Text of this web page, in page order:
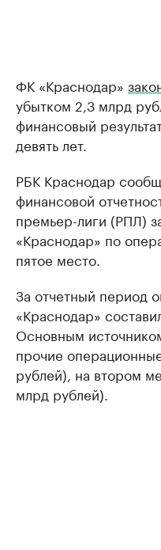
ФК «Краснодар»
убытком 2,3 млрд
финансовый
девять лет.
РБК Краснодар
финансовой
премьер-лиги (РПЛ)
«Краснодар» по
пятое место.
За отчетный период
«Краснодар»
Основным
прочие
рублей), на втором
млрд рублей).